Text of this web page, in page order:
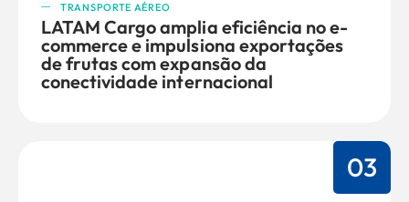
TRANSPORTE AÉREO
LATAM Cargo amplia eficiência no e-
commerce e impulsiona exportações
de frutas com expansão da
conectividade internacional
03